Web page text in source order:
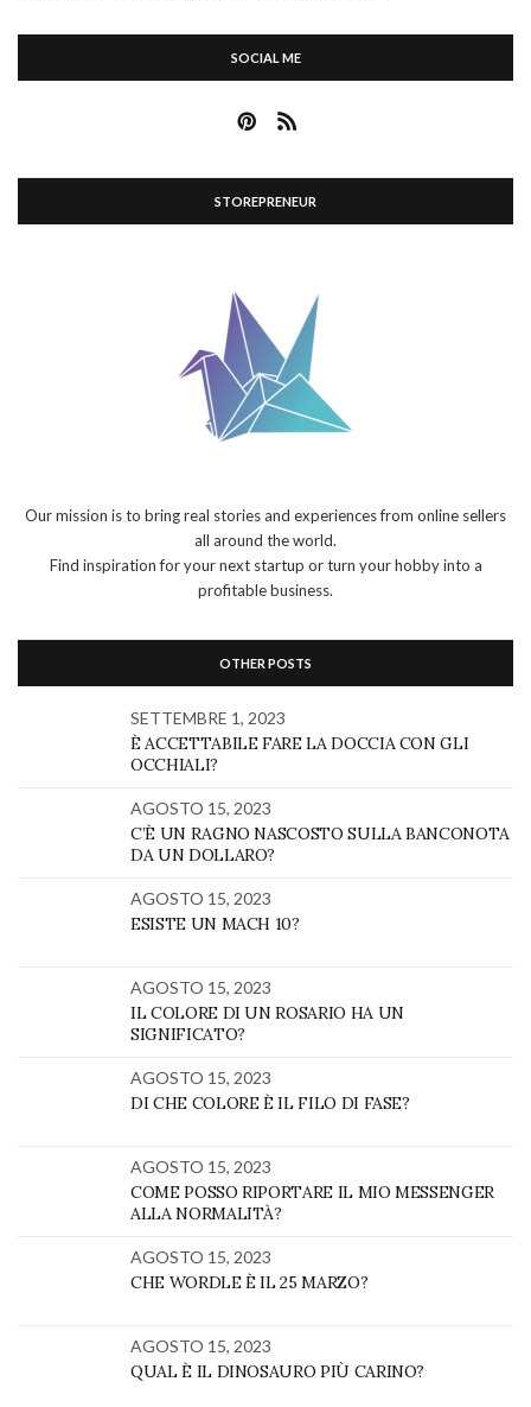
SOCIAL ME
STOREPRENEUR
Our mission is to bring real stories and experiences from online sellers
all around the world.
Find inspiration for your next startup or turn your hobby into a
profitable business.
OTHER POSTS
SETTEMBRE 1, 2023
È ACCETTABILE FARE LA DOCCIA CON GLI
OCCHIALI?
AGOSTO 15, 2023
C’È UN RAGNO NASCOSTO SULLA BANCONOTA
DA UN DOLLARO?
AGOSTO 15, 2023
ESISTE UN MACH 10?
AGOSTO 15, 2023
IL COLORE DI UN ROSARIO HA UN
SIGNIFICATO?
AGOSTO 15, 2023
DI CHE COLORE È IL FILO DI FASE?
AGOSTO 15, 2023
COME POSSO RIPORTARE IL MIO MESSENGER
ALLA NORMALITÀ?
AGOSTO 15, 2023
CHE WORDLE È IL 25 MARZO?
AGOSTO 15, 2023
QUAL È IL DINOSAURO PIÙ CARINO?